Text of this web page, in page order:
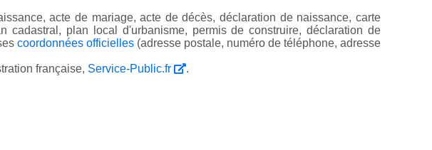
acte de mariage, acte de décès, déclaration de naissance, carte
cadastral, plan local d'urbanisme, permis de construire, déclaration de
coordonnées officielles (adresse postale, numéro de téléphone, adresse
française, Service-Public.fr .